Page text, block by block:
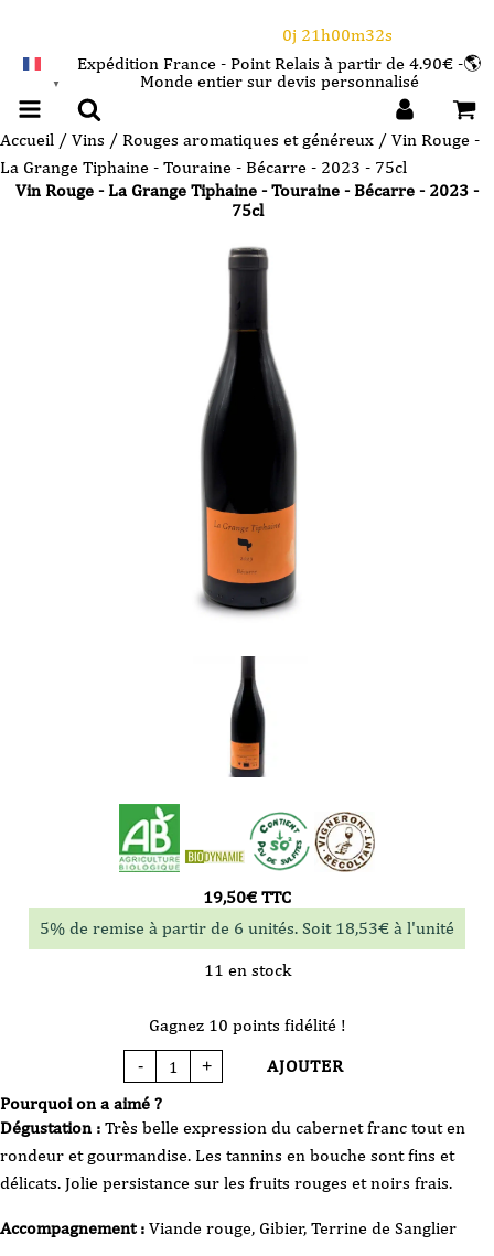
0j 21h00m31s
▼
Expédition France - Point Relais à partir de 4.90€ -🌎
Monde entier sur devis personnalisé
Accueil / Vins / Rouges aromatiques et généreux / Vin Rouge -
La Grange Tiphaine - Touraine - Bécarre - 2023 - 75cl
Vin Rouge - La Grange Tiphaine - Touraine - Bécarre - 2023 -
75cl
Pourquoi on a aimé ?
Dégustation : Très belle expression du cabernet franc tout en
rondeur et gourmandise. Les tannins en bouche sont fins et
délicats. Jolie persistance sur les fruits rouges et noirs frais.
Accompagnement : Viande rouge, Gibier, Terrine de Sanglier
19,50€ TTC
5% de remise à partir de 6 unités. Soit 18,53€ à l'unité
11 en stock
Gagnez 10 points fidélité !
-
quantité
de
Rouge
La
Tiphaine
Touraine
-
2023
+ AJOUTER